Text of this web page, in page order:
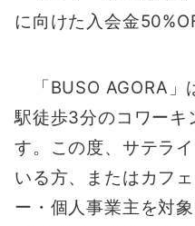
に向けた入会金
「BUSO AGORA」
駅徒歩3分のコワーキ
す。この度、サテラ
いる方、またはカフ
ー・個人事業主を対